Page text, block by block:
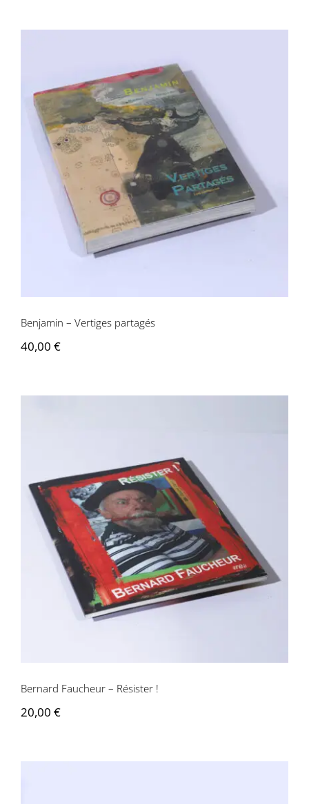
Benjamin – Vertiges partagés
Benjamin – Vertiges partagés
40,00 €
Bernard Faucheur – Résister !
Bernard Faucheur – Résister !
20,00 €